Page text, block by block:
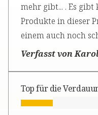
mehr gibt... . Es
Produkte in dieser
einem auch noch
Verfasst von
Top für die